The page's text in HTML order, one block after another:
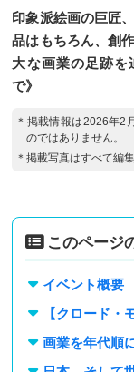
印象派絵画の巨匠
品はもちろん、創
大な画業の足跡を
で》
＊掲載情報は2026年2
のではありません。
＊掲載写真はすべて編
このページ
イベント概要
【クロード
画業を年代順